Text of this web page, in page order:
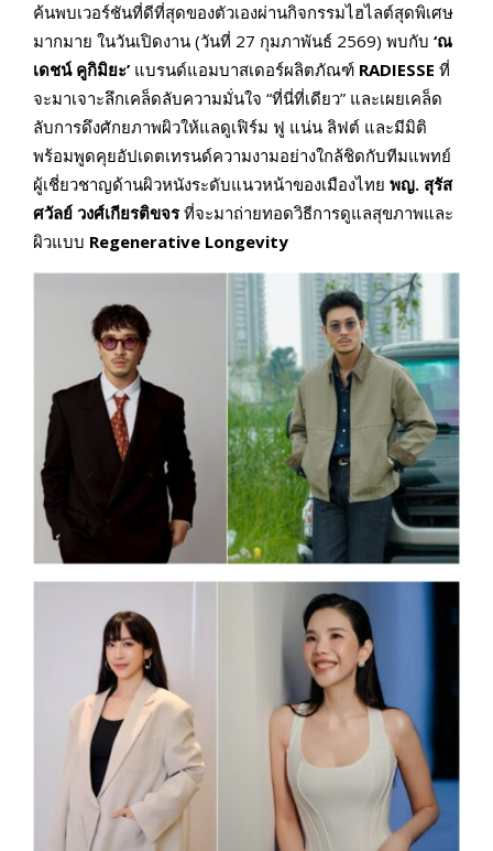
ค้นพบเวอร์ชันที่ดีที่สุดของตัวเองผ่านกิจกรรมไฮไลต์สุดพิเศษ
มากมาย ในวันเปิดงาน (วันที่ 27 กุมภาพันธ์ 2569) พบกับ ‘ณ
เดชน์ คูกิมิยะ’ แบรนด์แอมบาสเดอร์ผลิตภัณฑ์ RADIESSE ที่
จะมาเจาะลึกเคล็ดลับความมั่นใจ “ที่นี่ที่เดียว” และเผยเคล็ด
ลับการดึงศักยภาพผิวให้แลดูเฟิร์ม ฟู แน่น ลิฟต์ และมีมิติ
พร้อมพูดคุยอัปเดตเทรนด์ความงามอย่างใกล้ชิดกับทีมแพทย์
ผู้เชี่ยวชาญด้านผิวหนังระดับแนวหน้าของเมืองไทย พญ. สุรัส
ศวัลย์ วงศ์เกียรติขจรที่จะมาถ่ายทอดวิธีการดูแลสุขภาพและ
ผิวแบบ Regenerative Longevity